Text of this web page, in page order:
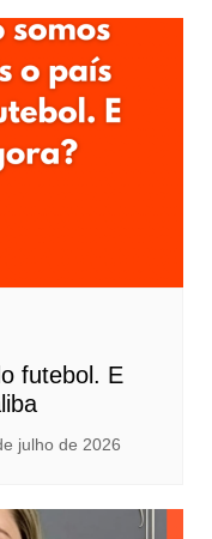
futebol. E
julho de 2026